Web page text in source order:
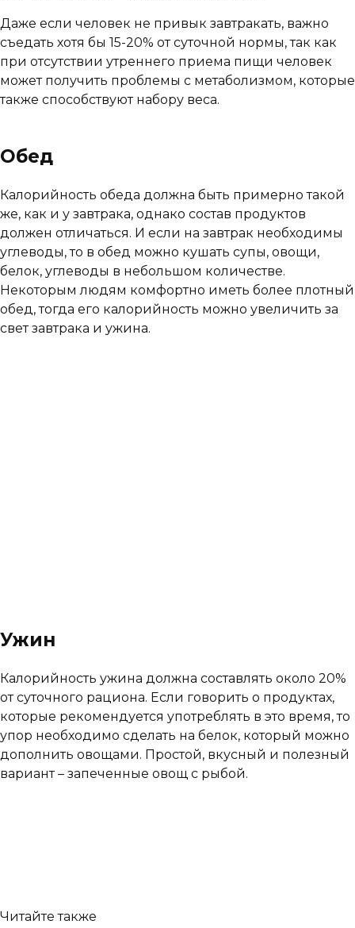
Даже если человек не привык завтракать, важно
съедать хотя бы 15-20% от суточной нормы, так как
при отсутствии утреннего приема пищи человек
может получить проблемы с метаболизмом, которые
также способствуют набору веса.
Обед
Калорийность обеда должна быть примерно такой
же, как и у завтрака, однако состав продуктов
должен отличаться. И если на завтрак необходимы
углеводы, то в обед можно кушать супы, овощи,
белок, углеводы в небольшом количестве.
Некоторым людям комфортно иметь более плотный
обед, тогда его калорийность можно увеличить за
свет завтрака и ужина.
Ужин
Калорийность ужина должна составлять около 20%
от суточного рациона. Если говорить о продуктах,
которые рекомендуется употреблять в это время, то
упор необходимо сделать на белок, который можно
дополнить овощами. Простой, вкусный и полезный
вариант – запеченные овощ с рыбой.
Читайте также